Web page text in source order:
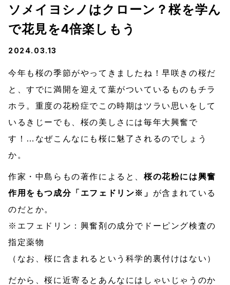
ソメイヨシノはクローン？桜を学ん
で花見を4倍楽しもう
2024.03.13
今年も桜の季節がやってきましたね！早咲きの桜だ
と、すでに満開を迎えて葉がついているものもチラ
ホラ。重度の花粉症でこの時期はツラい思いをして
いるきじーでも、桜の美しさには毎年大興奮で
す！…なぜこんなにも桜に魅了されるのでしょう
か。
作家・中島らもの著作によると、 桜の花粉には興奮
作用をもつ成分「エフェドリン※」 が含まれている
のだとか。
※エフェドリン：興奮剤の成分でドーピング検査の
指定薬物
（なお、桜に含まれるという科学的裏付けはない）
だから、桜に近寄るとあんなにはしゃいじゃうのか